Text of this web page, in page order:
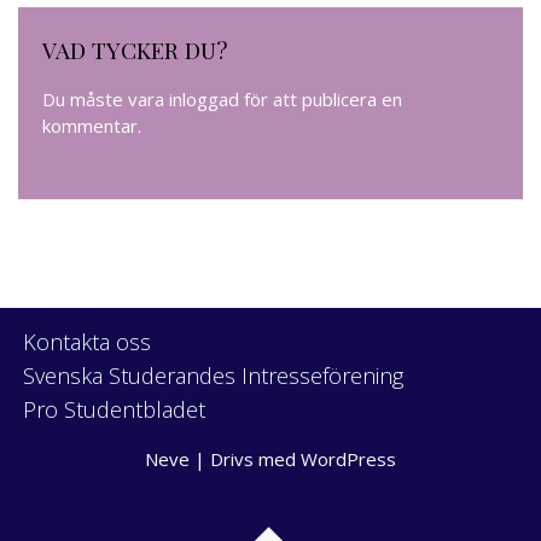
VAD TYCKER DU?
Du måste vara inloggad för att publicera en
kommentar.
Kontakta oss
Svenska Studerandes Intresseförening
Pro Studentbladet
Neve | Drivs med WordPress